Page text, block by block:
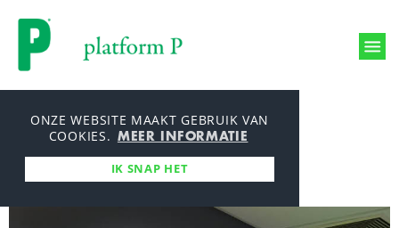
ONZE WEBSITE MAAKT GEBRUIK VAN
COOKIES. MEER INFORMATIE
IK SNAP HET
Productieproces
Producties